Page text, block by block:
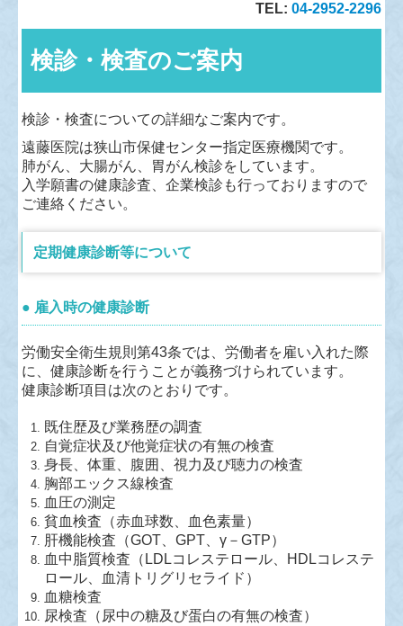
デジタルレントゲン
TEL: 04-2952-2296
検診・検査のご案内
検診・検査についての詳細なご案内です。
遠藤医院は狭山市保健センター指定医療機関です。
肺がん、大腸がん、胃がん検診をしています。
入学願書の健康診査、企業検診も行っておりますので
ご連絡ください。
定期健康診断等について
● 雇入時の健康診断
労働安全衛生規則第43条では、労働者を雇い入れた際
に、健康診断を行うことが義務づけられています。
健康診断項目は次のとおりです。
既住歴及び業務歴の調査
自覚症状及び他覚症状の有無の検査
身長、体重、腹囲、視力及び聴力の検査
胸部エックス線検査
血圧の測定
貧血検査（赤血球数、血色素量）
肝機能検査（GOT、GPT、γ－GTP）
血中脂質検査（LDLコレステロール、HDLコレステ
ロール、血清トリグリセライド）
血糖検査
尿検査（尿中の糖及び蛋白の有無の検査）